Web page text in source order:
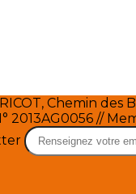
Chemin
2013AG0056 //